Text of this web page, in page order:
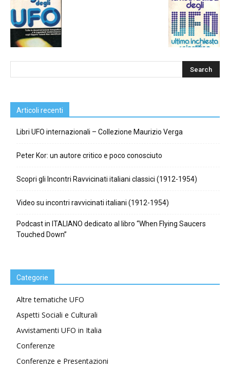
Articoli recenti
Libri UFO internazionali – Collezione Maurizio Verga
Peter Kor: un autore critico e poco conosciuto
Scopri gli Incontri Ravvicinati italiani classici (1912-1954)
Video su incontri ravvicinati italiani (1912-1954)
Podcast in ITALIANO dedicato al libro “When Flying Saucers
Touched Down”
Categorie
Altre tematiche UFO
Aspetti Sociali e Culturali
Avvistamenti UFO in Italia
Conferenze
Conferenze e Presentazioni